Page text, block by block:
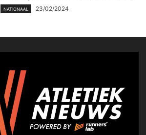
NATIONAAL 23/02/2024